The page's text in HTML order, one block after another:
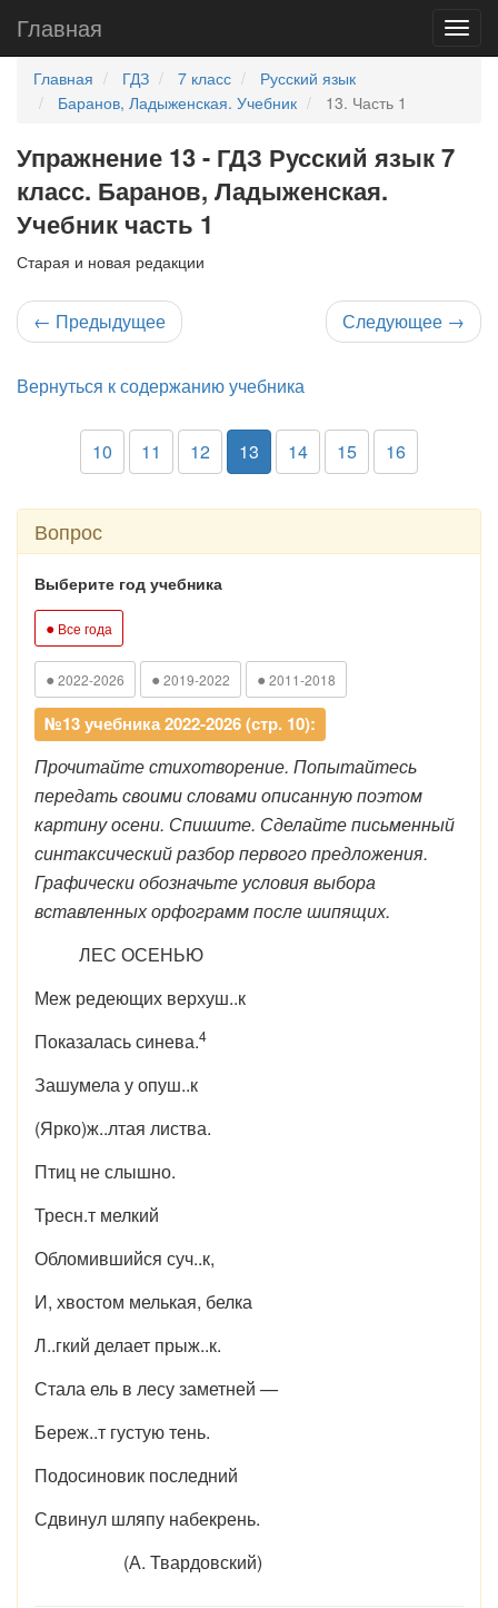
Главная
Главная ГДЗ 7 класс
Русский язык
Баранов, Ладыженская. Учебник
13. Часть 1
Упражнение 13 - ГДЗ Русский язык 7
класс. Баранов, Ладыженская.
Учебник часть 1
Старая и новая редакции
← Предыдущее Следующее →
Вернуться к содержанию учебника
10 11 12 13 14 15 16
Вопрос
Выберите год учебника
● Все года
● 2022-2026 ● 2019-2022 ● 2011-2018
№13 учебника 2022-2026 (стр. 10):
Прочитайте стихотворение. Попытайтесь
передать своими словами описанную поэтом
картину осени. Спишите. Сделайте письменный
синтаксический разбор первого предложения.
Графически обозначьте условия выбора
вставленных орфограмм после шипящих.
ЛЕС ОСЕНЬЮ
Меж редеющих верхуш..к
Показалась синева.4
Зашумела у опуш..к
(Ярко)ж..лтая листва.
Птиц не слышно.
Тресн.т мелкий
Обломившийся суч..к,
И, хвостом мелькая, белка
Л..гкий делает прыж..к.
Стала ель в лесу заметней —
Береж..т густую тень.
Подосиновик последний
Сдвинул шляпу набекрень.
(А. Твардовский)